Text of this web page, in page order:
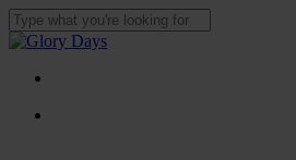
Skip
to
content
Close
Menu